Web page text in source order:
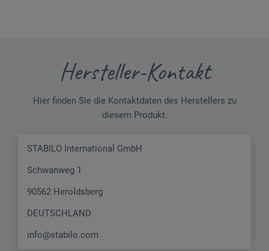
Hersteller-Kontakt
Hier finden Sie die Kontaktdaten des Herstellers zu
diesem Produkt.
STABILO International GmbH
Schwanweg 1
90562 Heroldsberg
DEUTSCHLAND
info@stabilo.com